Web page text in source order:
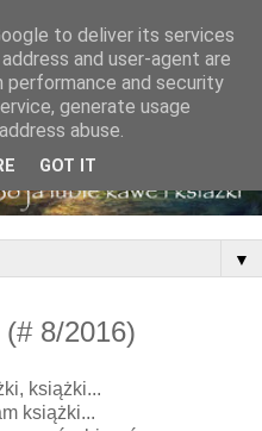
▼
8/2016)
książki...
książki...
to deliver its services
and user-agent are
performance and security
generate usage
abuse.
GOT IT